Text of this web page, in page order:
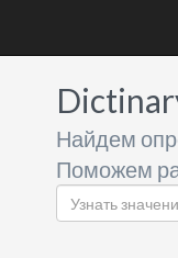
Найдем
Поможем